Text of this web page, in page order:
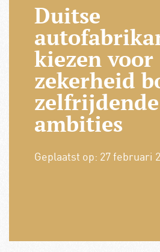
Duitse
kiezen voor
zekerheid
zelfrijdende
ambities
Geplaatst op: 27 februari